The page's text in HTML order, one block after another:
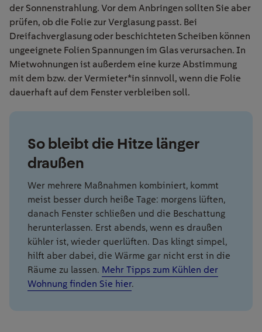
der Sonnenstrahlung. Vor dem Anbringen sollten Sie aber
prüfen, ob die Folie zur Verglasung passt. Bei
Dreifachverglasung oder beschichteten Scheiben können
ungeeignete Folien Spannungen im Glas verursachen. In
Mietwohnungen ist außerdem eine kurze Abstimmung
mit dem bzw. der Vermieter*in sinnvoll, wenn die Folie
dauerhaft auf dem Fenster verbleiben soll.
So bleibt die Hitze länger
draußen
Wer mehrere Maßnahmen kombiniert, kommt
meist besser durch heiße Tage: morgens lüften,
danach Fenster schließen und die Beschattung
herunterlassen. Erst abends, wenn es draußen
kühler ist, wieder querlüften. Das klingt simpel,
hilft aber dabei, die Wärme gar nicht erst in die
Räume zu lassen. Mehr Tipps zum Kühlen der
Wohnung finden Sie hier.